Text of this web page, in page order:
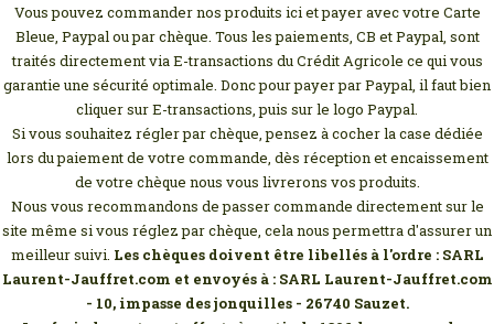
Vous pouvez commander nos produits ici et payer avec votre Carte
Bleue, Paypal ou par chèque. Tous les paiements, CB et Paypal, sont
traités directement via E-transactions du Crédit Agricole ce qui vous
garantie une sécurité optimale. Donc pour payer par Paypal, il faut bien
cliquer sur E-transactions, puis sur le logo Paypal.
Si vous souhaitez régler par chèque, pensez à cocher la case dédiée
lors du paiement de votre commande, dès réception et encaissement
de votre chèque nous vous livrerons vos produits.
Nous vous recommandons de passer commande directement sur le
site même si vous réglez par chèque, cela nous permettra d'assurer un
meilleur suivi. Les chèques doivent être libellés à l'ordre : SARL
Laurent-Jauffret.com et envoyés à : SARL Laurent-Jauffret.com
- 10, impasse des jonquilles - 26740 Sauzet.
PROFESSIONNELS
PARTENAIRES
CONTACT
MA LISTE D’ENVIE
MON COMPTE